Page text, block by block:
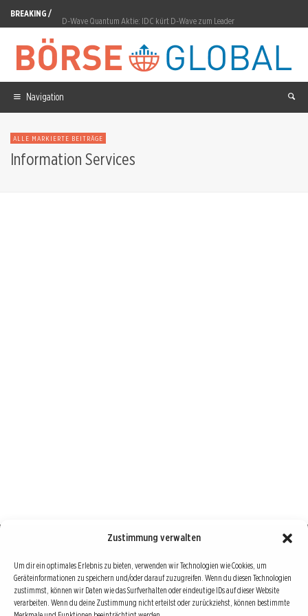
Zustimmung verwalten
Um dir ein optimales Erlebnis zu bieten, verwenden wir Technologien wie Cookies, um
Geräteinformationen zu speichern und/oder darauf zuzugreifen. Wenn du diesen Technologien
zustimmst, können wir Daten wie das Surfverhalten oder eindeutige IDs auf dieser Website
verarbeiten. Wenn du deine Zustimmung nicht erteilst oder zurückziehst, können bestimmte
BREAKING / D-Wave Quantum Aktie: IDC kürt D-Wave zum Leader
The Trade Desk Aktie: Q3-Prognose verfehlt 807 Millionen Dollar
Qiagen Aktie: Dividende um 40 Prozent auf 0,35 Dollar
Commerzbank Aktie: DZ Bank hebt Kursziel auf 46 Euro
Siemens Healthineers Aktie: Prognose auf 3,5 bis 4,0 Prozent gesenkt
Navigation
ALLE MARKIERTE BEITRÄGE
Information Services
Börse : lokal, international, global
Erfolgreiche Börsengeschäfte bedingen vor allem drei Dinge: Verlässliche Informationen,
richtige Interpretationen und unabhängige Informationsquellen. Diese drei Bausteine sind